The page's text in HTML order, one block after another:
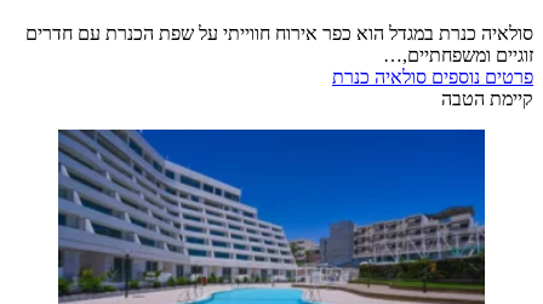
סולאיה כנרת במגדל הוא כפר אירוח חווייתי על שפת הכנרת עם חדרים
זוגיים ומשפחתיים,…
פרטים נוספים סולאיה כנרת
קיימת הטבה